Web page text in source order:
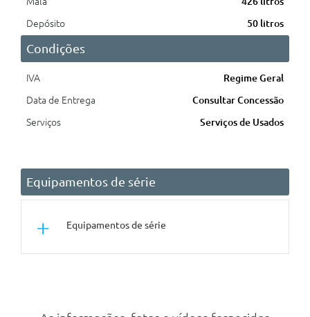
Depósito
50 litros
Condições
IVA
Regime Geral
Data de Entrega
Consultar Concessão
Serviços
Serviços de Usados
Equipamentos de série
Equipamentos de série